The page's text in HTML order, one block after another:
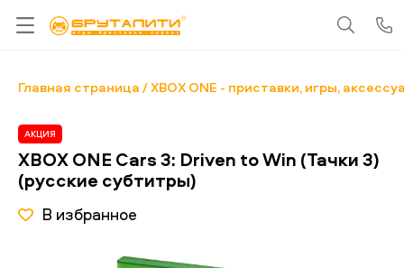
Главная страница XBOX ONE - приставки, игры,
АКЦИЯ
XBOX ONE Cars 3: Driven to Win (Тачки 3)
(русские субтитры)
В избранное